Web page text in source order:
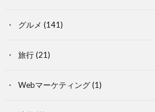
グルメ (141)
旅行(21)
Webマーケティング(1)